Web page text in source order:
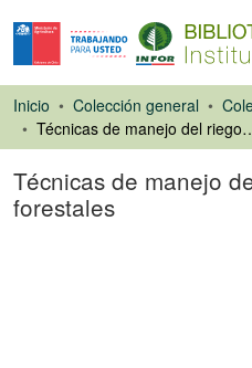
Inicio Colección general
Técnicas de manejo
Técnicas de manejo
forestales